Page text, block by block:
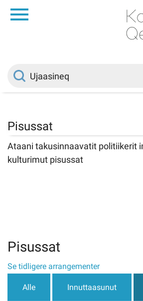
Innuttaasunut
Kommuni pillugu
Imminut kiffartuunneq
Pisussat
Ataani takusinnaavatit politiikerit
kulturimut pisussat
Pisussat
Se tidligere arrangementer
Alle Innuttaasunut